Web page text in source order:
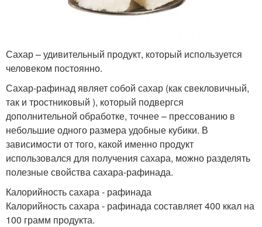
Сахар – удивительный продукт, который используется
человеком постоянно.
Сахар-рафинад являет собой сахар (как свекловичный,
так и тростниковый ), который подвергся
дополнительной обработке, точнее – прессованию в
небольшие одного размера удобные кубики. В
зависимости от того, какой именно продукт
использовался для получения сахара, можно разделять
полезные свойства сахара-рафинада.
Калорийность сахара - рафинада
Калорийность сахара - рафинада составляет 400 ккал на
100 грамм продукта.